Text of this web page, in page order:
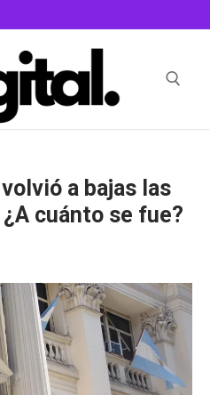
a bajas las
cuánto se fue?